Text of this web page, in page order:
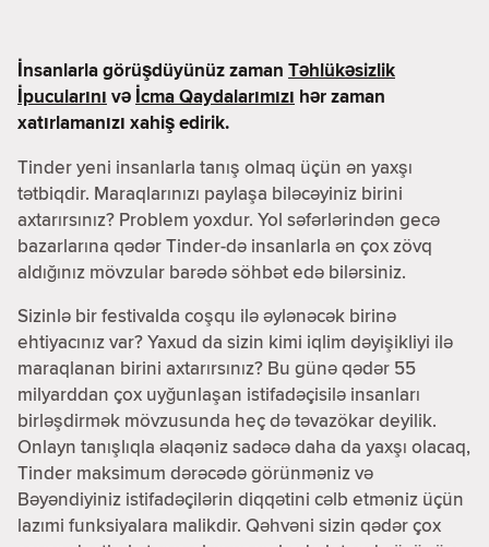
İnsanlarla görüşdüyünüz zaman Təhlükəsizlik
İpucularını və İcma Qaydalarımızı hər zaman
xatırlamanızı xahiş edirik.
Tinder yeni insanlarla tanış olmaq üçün ən yaxşı
tətbiqdir. Maraqlarınızı paylaşa biləcəyiniz birini
axtarırsınız? Problem yoxdur. Yol səfərlərindən gecə
bazarlarına qədər Tinder-də insanlarla ən çox zövq
aldığınız mövzular barədə söhbət edə bilərsiniz.
Sizinlə bir festivalda coşqu ilə əylənəcək birinə
ehtiyacınız var? Yaxud da sizin kimi iqlim dəyişikliyi ilə
maraqlanan birini axtarırsınız? Bu günə qədər 55
milyarddan çox uyğunlaşan istifadəçisilə insanları
birləşdirmək mövzusunda heç də təvazökar deyilik.
Onlayn tanışlıqla əlaqəniz sadəcə daha da yaxşı olacaq,
Tinder maksimum dərəcədə görünməniz və
Bəyəndiyiniz istifadəçilərin diqqətini cəlb etməniz üçün
lazımi funksiyalara malikdir. Qəhvəni sizin qədər çox